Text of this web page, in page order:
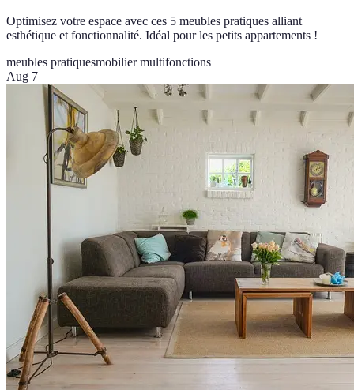
Optimisez votre espace avec ces 5 meubles pratiques alliant
esthétique et fonctionnalité. Idéal pour les petits appartements !
meubles pratiquesmobilier multifonctions
Aug 7